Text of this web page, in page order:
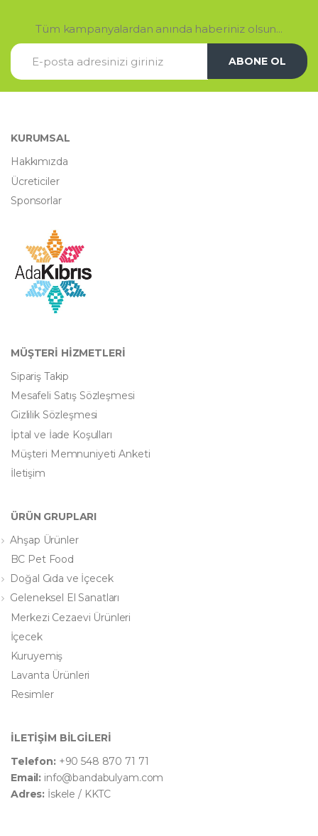
Tüm kampanyalardan anında haberiniz olsun...
ABONE OL
KURUMSAL
Hakkımızda
Ücreticiler
Sponsorlar
MÜŞTERİ HİZMETLERİ
Sipariş Takip
Mesafeli Satış Sözleşmesi
Gizlilik Sözleşmesi
İptal ve İade Koşulları
Müşteri Memnuniyeti Anketi
İletişim
ÜRÜN GRUPLARI
Ahşap Ürünler
BC Pet Food
Doğal Gıda ve İçecek
Geleneksel El Sanatları
Merkezi Cezaevi Ürünleri
İçecek
Kuruyemiş
Lavanta Ürünleri
Resimler
İLETİŞİM BİLGİLERİ
Telefon: +90 548 870 71 71
Email: info@bandabulyam.com
Adres: İskele / KKTC